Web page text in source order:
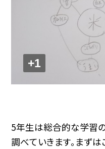
+1
5年生は総合的な学習
調べていきます。まず